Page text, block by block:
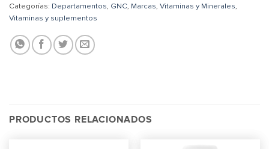
Categorías: Departamentos, GNC, Marcas, Vitaminas y Minerales,
Vitaminas y suplementos
PRODUCTOS RELACIONADOS